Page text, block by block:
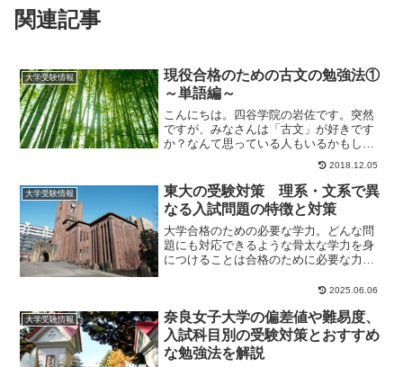
関連記事
大学受験情報
現役合格のための古文の勉強法①
～単語編～
こんにちは。四谷学院の岩佐です。突然
ですが、みなさんは「古文」が好きです
か？なんて思っている人もいるかもしれ
ないですね。みなさんが中学校や高校で
2018.12.05
大学受験情報
東大の受験対策 理系・文系で異
なる入試問題の特徴と対策
大学合格のための必要な学力。どんな問
題にも対応できるような骨太な学力を身
につけることは合格のために必要な力と
2025.06.06
大学受験情報
奈良女子大学の偏差値や難易度、
入試科目別の受験対策とおすすめ
な勉強法を解説